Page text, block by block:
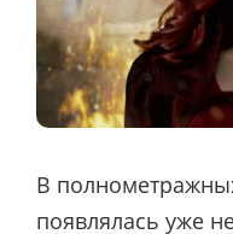
В
появлялась уже